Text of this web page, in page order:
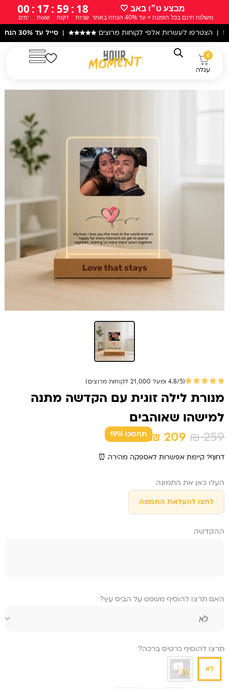
לתוכן
מבצע ט״ו באב 🤍
משלוח חינם בכל הזמנה + עד 40% הנחה באתר
17
שניות
:
59
דקות
:
17
שעות
:
00
ימים
לעשרות אלפי לקוחות מרוצים★★★★★
|סייל עד 30% הנחה באתר! |
0
עגלה
(4.8/5 ומעל 21,000 לקוחות מרוצים)
מנורת לילה זוגית עם הקדשה מתנה
למישהו שאוהבים
₪259 המחיר
היה:
₪ 259.
₪ 209 המחיר
הוא:
תחסכו 19%
דחוף? קיימת אפשרות לאספקה מהירה ⏰
העלו כאן את התמונה
לחצו להעלאת התמונה
ההקדשה
האם תרצו להוסיף משפט על הביס עץ?
תרצו להוסיף כרטיס ברכה?
מנורת
לילה
זוגית עם
הקדשה